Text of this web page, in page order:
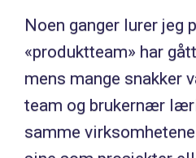
Noen ganger lurer jeg
«produktteam» har
mens mange snakker
team og brukernær
samme